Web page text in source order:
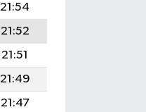
21:54
21:52
21:51
21:49
21:47